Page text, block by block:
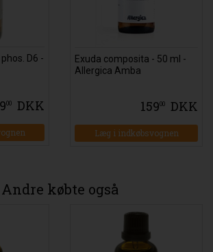
D6 -
00 DKK
Exuda composita - 50 ml -
Allergica Amba
15900 DKK
Læg i indkøbsvognen
Andre købte også